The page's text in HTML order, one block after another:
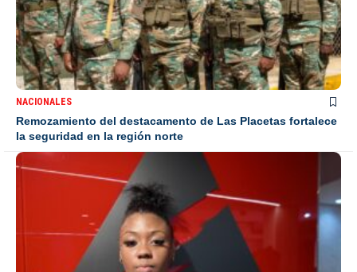
NACIONALES
Remozamiento del destacamento de Las Placetas fortalece
la seguridad en la región norte